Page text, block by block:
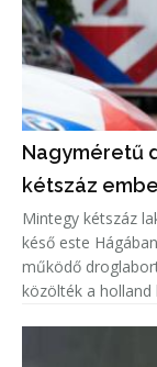
Nagyméretű
kétszáz
Mintegy kétszáz
késő este
működő
közölték a holland